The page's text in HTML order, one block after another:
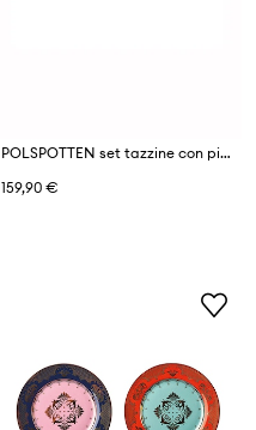
POLSPOTTEN set tazzine con piattino 220 ml pacco da 4
159,90 €